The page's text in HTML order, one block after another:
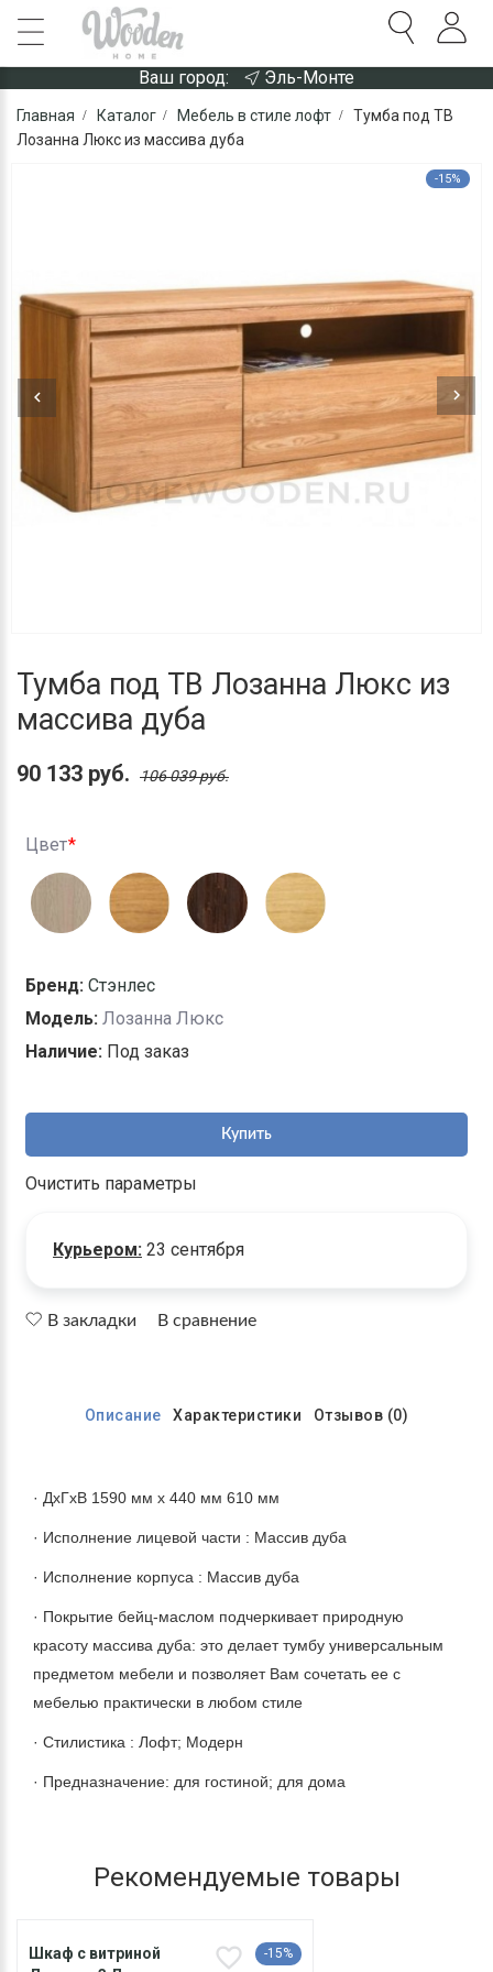
Ваш город: Эль-Монте
Главная Каталог Мебель в стиле лофт
Тумба под ТВ
Лозанна Люкс из массива дуба
-15%
Тумба под ТВ Лозанна Люкс из
массива дуба
90 133 руб. 106 039 руб.
Цвет
Бренд: Стэнлес
Модель: Лозанна Люкс
Наличие: Под заказ
Купить
Очистить параметры
Курьером: 23 сентября
В закладки В сравнение
Описание Характеристики Отзывов (0)
· ДхГхВ 1590 мм х 440 мм 610 мм
· Исполнение лицевой части : Массив дуба
· Исполнение корпуса : Массив дуба
· Покрытие бейц-маслом подчеркивает природную
красоту массива дуба: это делает тумбу универсальным
предметом мебели и позволяет Вам сочетать ее с
мебелью практически в любом стиле
· Стилистика : Лофт; Модерн
· Предназначение: для гостиной; для дома
Рекомендуемые товары
Шкаф с витриной
-15%